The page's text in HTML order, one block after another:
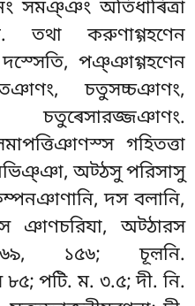
সমঞ্ঞং অতিধাৰিত্ৰা
তথা করুণাগ্গহণেন
দস্সেতি, পঞ্ঞাগ্গহণেন
চতুসচ্চঞাণং,
চতুৰেসারজ্জঞাণং.
গহিতত্তা
অট্ঠসু পরিসাসু
দস বলানি,
ঞাণচরিযা, অট্ঠারস
৬৯, ১৫৬; চূল়নি.
৮৫; পটি. ম. ৩.৫; দী. নি.